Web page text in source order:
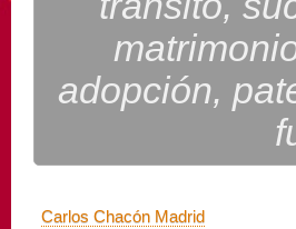
adopción,
Carlos Chacón Madrid